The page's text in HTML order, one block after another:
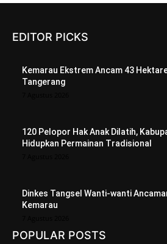
EDITOR PICKS
Kemarau Ekstrem Ancam 43
Tangerang
120 Pelopor Hak Anak Dilatih,
Hidupkan Permainan Tradisional
Dinkes Tangsel Wanti-wanti
Kemarau
POPULAR POSTS